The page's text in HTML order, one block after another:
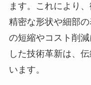
ます。これにより
精密な形状や細部
の短縮やコスト削
した技術革新は、
います。